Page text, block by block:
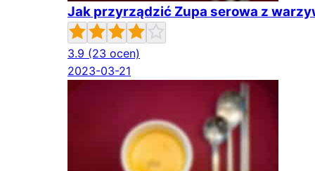
Jak przyrządzić Zupa serowa z
3.9 (23 ocen)
2023-03-21